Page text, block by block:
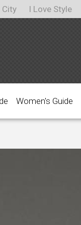
City I Love Style
Women's Guide